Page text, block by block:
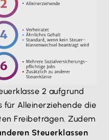
2 aufgrund
für Alleinerziehende die
Freibeträgen. Zudem
Steuerklassen